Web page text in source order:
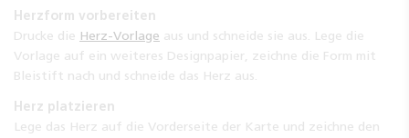
Herzform vorbereiten
Drucke die Herz-Vorlage aus und schneide sie aus. Lege die
Vorlage auf ein weiteres Designpapier, zeichne die Form mit
Bleistift nach und schneide das Herz aus.
Herz platzieren
Lege das Herz auf die Vorderseite der Karte und zeichne den